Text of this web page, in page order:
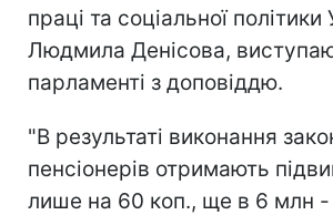
праці та соціальної політики
Людмила Денісова,
парламенті з доповіддю.
"В результаті виконання
пенсіонерів отримають
лише на 60 коп., ще в 6 млн -